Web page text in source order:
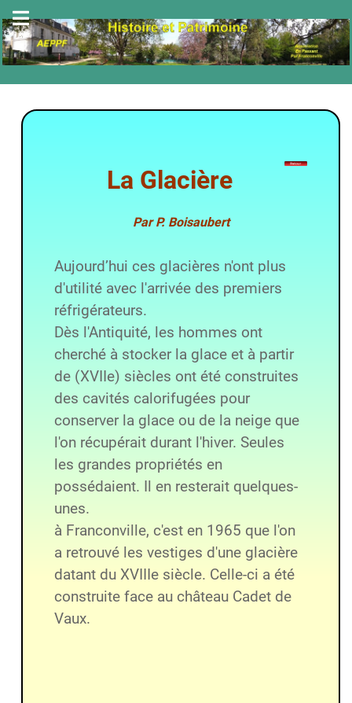
La Glacière
Par P. Boisaubert
Aujourd’hui ces glacières n'ont plus
d'utilité avec l'arrivée des premiers
réfrigérateurs.
Dès l'Antiquité, les hommes ont
cherché à stocker la glace et à partir
de (XVIIe) siècles ont été construites
des cavités calorifugées pour
conserver la glace ou de la neige que
l'on récupérait durant l'hiver. Seules
les grandes propriétés en
possédaient. Il en resterait quelques-
unes.
à Franconville, c'est en 1965 que l'on
a retrouvé les vestiges d'une glacière
datant du XVIIIe siècle. Celle-ci a été
construite face au château Cadet de
Vaux.